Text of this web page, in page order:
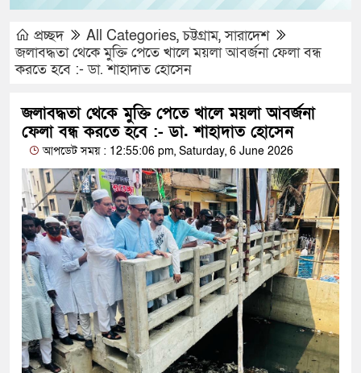
প্রচ্ছদ All Categories,চট্টগ্রাম,সারাদেশ
জলাবদ্ধতা থেকে মুক্তি পেতে খালে ময়লা আবর্জনা ফেলা বন্ধ
করতে হবে :- ডা. শাহাদাত হোসেন
জলাবদ্ধতা থেকে মুক্তি পেতে খালে ময়লা আবর্জনা
ফেলা বন্ধ করতে হবে :- ডা. শাহাদাত হোসেন
আপডেট সময় : 12:55:06 pm, Saturday, 6 June 2026